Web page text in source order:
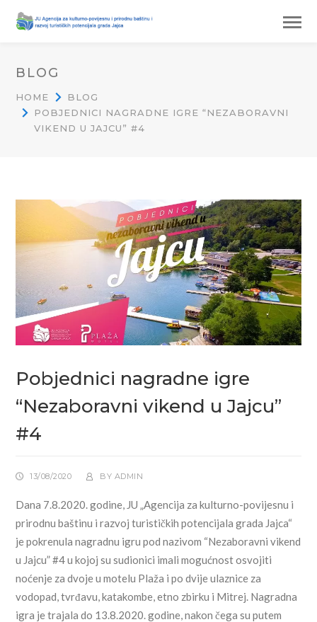
BLOG
HOME
BLOG
POBJEDNICI NAGRADNE IGRE “NEZABORAVNI
VIKEND U JAJCU” #4
Pobjednici nagradne igre
“Nezaboravni vikend u Jajcu”
#4
13/08/2020 BY ADMIN
Dana 7.8.2020. godine, JU „Agencija za kulturno-povijesnu i
prirodnu baštinu i razvoj turističkih potencijala grada Jajca“
je pokrenula nagradnu igru pod nazivom “Nezaboravni vikend
u Jajcu” #4 u kojoj su sudionici imali mogućnost osvojiti
noćenje za dvoje u motelu Plaža i po dvije ulaznice za
vodopad, tvrđavu, katakombe, etno zbirku i Mitrej. Nagradna
igra je trajala do 13.8.2020. godine, nakon čega su putem